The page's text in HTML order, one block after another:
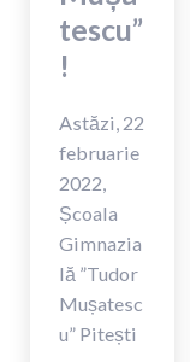
tescu”
!
Astăzi, 22
februarie
2022,
Școala
Gimnazia
lă ”Tudor
Mușatesc
u” Pitești